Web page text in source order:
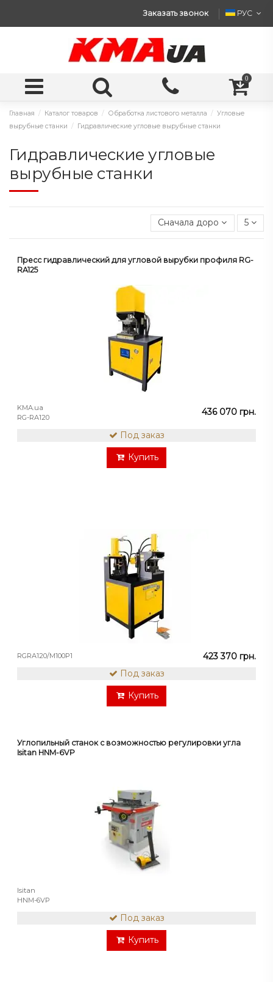
Заказать звонок РУС
0
Главная Каталог товаров Обработка листового металла
Угловые
вырубные станки
Гидравлические угловые вырубные станки
Гидравлические угловые
вырубные станки
Сначала дорогие 5
Пресс гидравлический для угловой вырубки профиля RG-
RA125
KMA.ua
RG-RA120
436 070 грн.
Под заказ
Купить
RGRA120/M100P1
423 370 грн.
Под заказ
Купить
Углопильный станок с возможностью регулировки угла
Isitan HNM-6VP
Isitan
HNM-6VP
Под заказ
Купить